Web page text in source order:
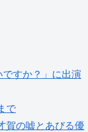
すか？」に出演
で
賀の嘘とあびる優